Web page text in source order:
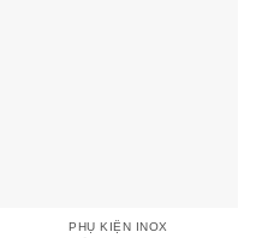
PHỤ KIỆN INOX